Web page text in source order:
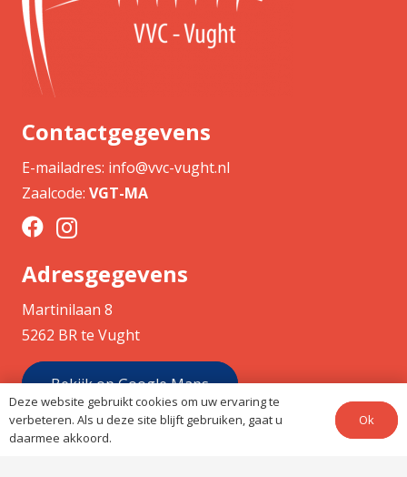
Contactgegevens
E-mailadres: info@vvc-vught.nl
Zaalcode: VGT-MA
Adresgegevens
Martinilaan 8
5262 BR te Vught
Bekijk op Google Maps
Deze website gebruikt cookies om uw ervaring te
verbeteren. Als u deze site blijft gebruiken, gaat u
daarmee akkoord.
Ok